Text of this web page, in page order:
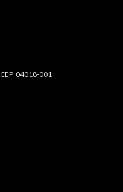
CEP 04018-001